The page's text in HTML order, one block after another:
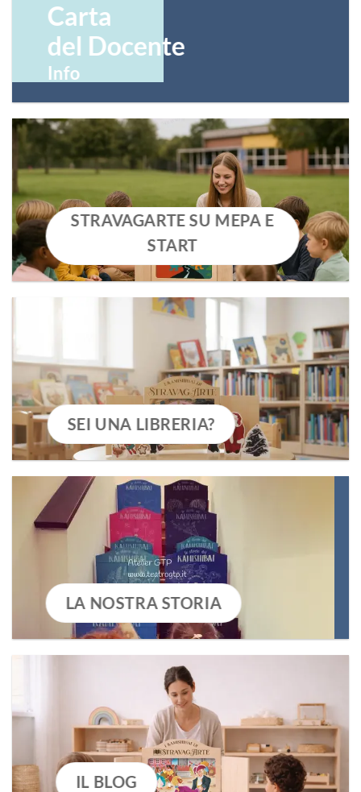
Carta
del Docente
Info
STRAVAGARTE SU MEPA E
START
SEI UNA LIBRERIA?
LA NOSTRA STORIA
IL BLOG